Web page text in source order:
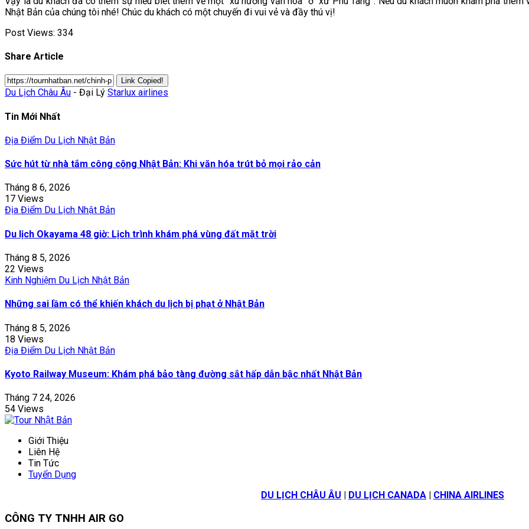
Nhật Bản của chúng tôi nhé! Chúc du khách có một chuyến đi vui vẻ và đầy thú vị!
Post Views: 334
Share Article
Link Copied!
Du Lịch Châu Âu - Đại Lý Starlux airlines
Tin Mới Nhất
Địa Điểm Du Lịch Nhật Bản
Sức hút từ nhà tắm công cộng Nhật Bản: Khi văn hóa trút bỏ mọi rảo cản
Tháng 8 6, 2026
17 Views
Địa Điểm Du Lịch Nhật Bản
Du lịch Okayama 48 giờ: Lịch trình khám phá vùng đất mặt trời
Tháng 8 5, 2026
22 Views
Kinh Nghiệm Du Lịch Nhật Bản
Những sai lầm có thể khiến khách du lịch bị phạt ở Nhật Bản
Tháng 8 5, 2026
18 Views
Địa Điểm Du Lịch Nhật Bản
Kyoto Railway Museum: Khám phá bảo tàng đường sắt hấp dẫn bậc nhất Nhật Bản
Tháng 7 24, 2026
54 Views
Giới Thiệu
Liên Hệ
Tin Tức
Tuyển Dụng
DU LỊCH CHÂU ÂU | DU LỊCH CANADA | CHINA AIRLINES
CÔNG TY TNHH AIR GO